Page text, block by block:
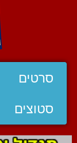
סרטים
סטוצים